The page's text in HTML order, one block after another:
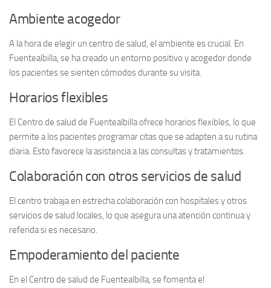
Ambiente acogedor
A la hora de elegir un centro de salud, el ambiente es crucial. En
Fuentealbilla, se ha creado un entorno positivo y acogedor donde
los pacientes se sienten cómodos durante su visita.
Horarios flexibles
El Centro de salud de Fuentealbilla ofrece horarios flexibles, lo que
permite a los pacientes programar citas que se adapten a su rutina
diaria. Esto favorece la asistencia a las consultas y tratamientos.
Colaboración con otros servicios de salud
El centro trabaja en estrecha colaboración con hospitales y otros
servicios de salud locales, lo que asegura una atención continua y
referida si es necesario.
Empoderamiento del paciente
En el Centro de salud de Fuentealbilla, se fomenta el